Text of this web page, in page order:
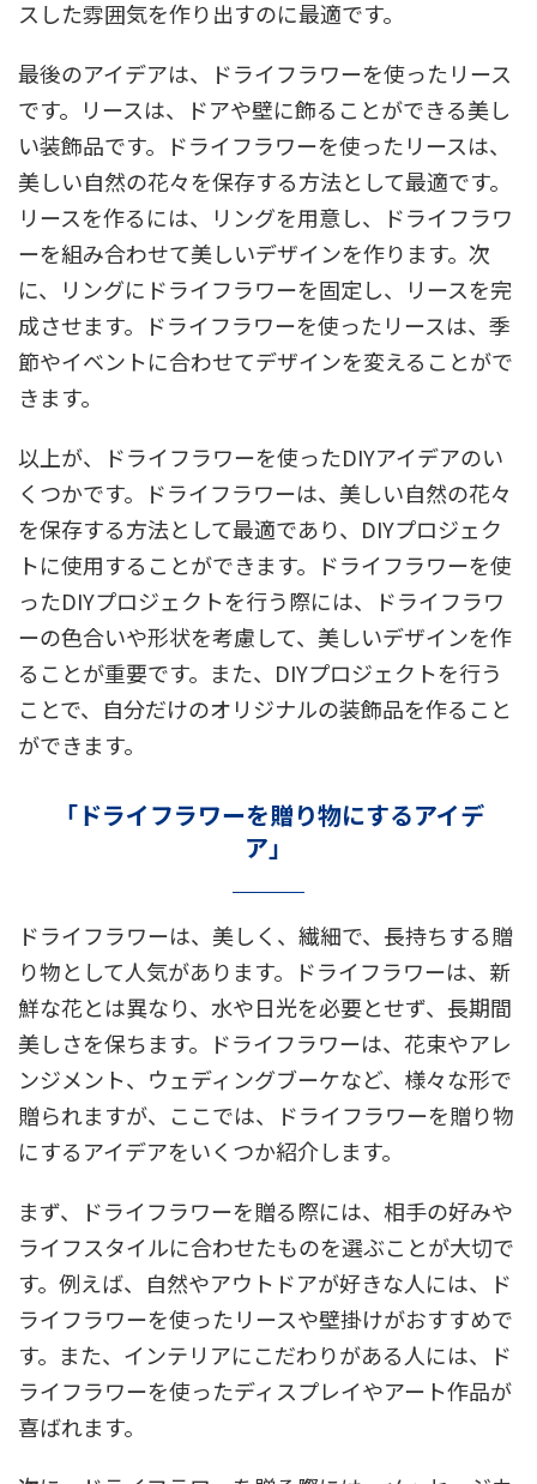
スした雰囲気を作り出すのに最適です。
最後のアイデアは、ドライフラワーを使ったリース
です。リースは、ドアや壁に飾ることができる美し
い装飾品です。ドライフラワーを使ったリースは、
美しい自然の花々を保存する方法として最適です。
リースを作るには、リングを用意し、ドライフラワ
ーを組み合わせて美しいデザインを作ります。次
に、リングにドライフラワーを固定し、リースを完
成させます。ドライフラワーを使ったリースは、季
節やイベントに合わせてデザインを変えることがで
きます。
以上が、ドライフラワーを使ったDIYアイデアのい
くつかです。ドライフラワーは、美しい自然の花々
を保存する方法として最適であり、DIYプロジェク
トに使用することができます。ドライフラワーを使
ったDIYプロジェクトを行う際には、ドライフラワ
ーの色合いや形状を考慮して、美しいデザインを作
ることが重要です。また、DIYプロジェクトを行う
ことで、自分だけのオリジナルの装飾品を作ること
ができます。
「ドライフラワーを贈り物にするアイデ
ア」
ドライフラワーは、美しく、繊細で、長持ちする贈
り物として人気があります。ドライフラワーは、新
鮮な花とは異なり、水や日光を必要とせず、長期間
美しさを保ちます。ドライフラワーは、花束やアレ
ンジメント、ウェディングブーケなど、様々な形で
贈られますが、ここでは、ドライフラワーを贈り物
にするアイデアをいくつか紹介します。
まず、ドライフラワーを贈る際には、相手の好みや
ライフスタイルに合わせたものを選ぶことが大切で
す。例えば、自然やアウトドアが好きな人には、ド
ライフラワーを使ったリースや壁掛けがおすすめで
す。また、インテリアにこだわりがある人には、ド
ライフラワーを使ったディスプレイやアート作品が
喜ばれます。